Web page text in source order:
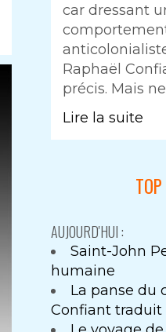
car dressant
Raphaël
précis. Mais
Lire la suite
AUJOURD'HUI :
Saint-John
humaine
La panse du
Confiant traduit